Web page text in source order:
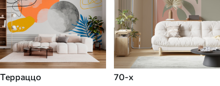
Терраццо 70-х